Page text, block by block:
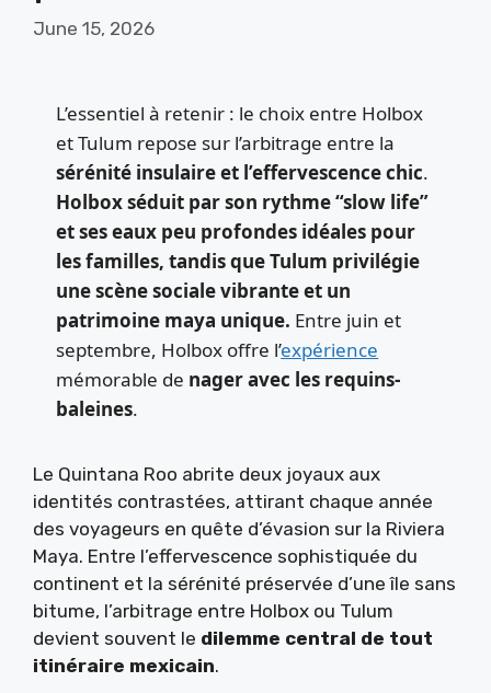
June 15, 2026
L’essentiel à retenir : le choix entre Holbox
et Tulum repose sur l’arbitrage entre la
sérénité insulaire et l’effervescence chic.
Holbox séduit par son rythme “slow life”
et ses eaux peu profondes idéales pour
les familles, tandis que Tulum privilégie
une scène sociale vibrante et un
patrimoine maya unique. Entre juin et
septembre, Holbox offre l’expérience
mémorable de nager avec les requins-
baleines.
Le Quintana Roo abrite deux joyaux aux
identités contrastées, attirant chaque année
des voyageurs en quête d’évasion sur la Riviera
Maya. Entre l’effervescence sophistiquée du
continent et la sérénité préservée d’une île sans
bitume, l’arbitrage entre Holbox ou Tulum
devient souvent le dilemme central de tout
itinéraire mexicain.